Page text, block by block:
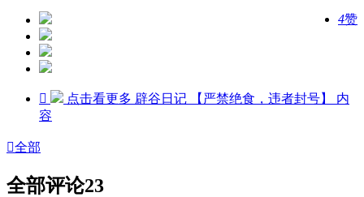
4赞
 点击看更多 辟谷日记 【严禁绝食，违者封号】
内
容
全部
全部评论23